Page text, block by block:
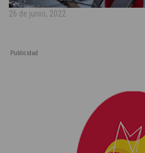
26 de junio, 2022
Publicidad